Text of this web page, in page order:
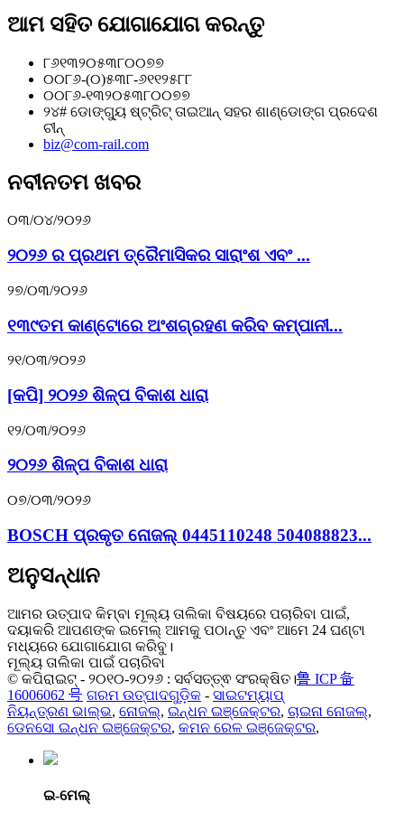
ଆମ ସହିତ ଯୋଗାଯୋଗ କରନ୍ତୁ
୮୬୧୩୨୦୫୩୮୦୦୭୭
୦୦୮୬-(୦)୫୩୮-୬୧୧୨୫୮୮
୦୦୮୬-୧୩୨୦୫୩୮୦୦୭୭
୨୪# ଡୋଙ୍ଗ୍ୟୁ ଷ୍ଟ୍ରିଟ୍ ତାଇଆନ୍ ସହର ଶାଣ୍ଡୋଙ୍ଗ ପ୍ରଦେଶ
ଚୀନ୍
biz@com-rail.com
ନବୀନତମ ଖବର
୦୩/୦୪/୨୦୨୬
୨୦୨୬ ର ପ୍ରଥମ ତ୍ରୈମାସିକର ସାରାଂଶ ଏବଂ ...
୨୭/୦୩/୨୦୨୬
୧୩୯ତମ କାଣ୍ଟୋରେ ଅଂଶଗ୍ରହଣ କରିବ କମ୍ପାନୀ...
୨୧/୦୩/୨୦୨୬
[କପି] ୨୦୨୬ ଶିଳ୍ପ ବିକାଶ ଧାରା
୧୨/୦୩/୨୦୨୬
୨୦୨୬ ଶିଳ୍ପ ବିକାଶ ଧାରା
୦୭/୦୩/୨୦୨୬
BOSCH ପ୍ରକୃତ ନୋଜଲ୍ 0445110248 504088823...
ଅନୁସନ୍ଧାନ
ଆମର ଉତ୍ପାଦ କିମ୍ବା ମୂଲ୍ୟ ତାଲିକା ବିଷୟରେ ପଚାରିବା ପାଇଁ,
ଦୟାକରି ଆପଣଙ୍କ ଇମେଲ୍ ଆମକୁ ପଠାନ୍ତୁ ଏବଂ ଆମେ 24 ଘଣ୍ଟା
ମଧ୍ୟରେ ଯୋଗାଯୋଗ କରିବୁ।
ମୂଲ୍ୟ ତାଲିକା ପାଇଁ ପଚାରିବା
© କପିରାଇଟ୍ - ୨୦୧୦-୨୦୨୬ : ସର୍ବସତ୍ତ୍ଵ ସଂରକ୍ଷିତ।鲁 ICP 备
16006062 号 ଗରମ ଉତ୍ପାଦଗୁଡ଼ିକ - ସାଇଟମ୍ୟାପ୍
ନିୟନ୍ତ୍ରଣ ଭାଲ୍ଭ, ନୋଜଲ୍, ଇନ୍ଧନ ଇଞ୍ଜେକ୍ଟର, ଚାଇନା ନୋଜଲ୍,
ଡେନସୋ ଇନ୍ଧନ ଇଞ୍ଜେକ୍ଟର, କମନ ରେଳ ଇଞ୍ଜେକ୍ଟର,
ଇ-ମେଲ୍